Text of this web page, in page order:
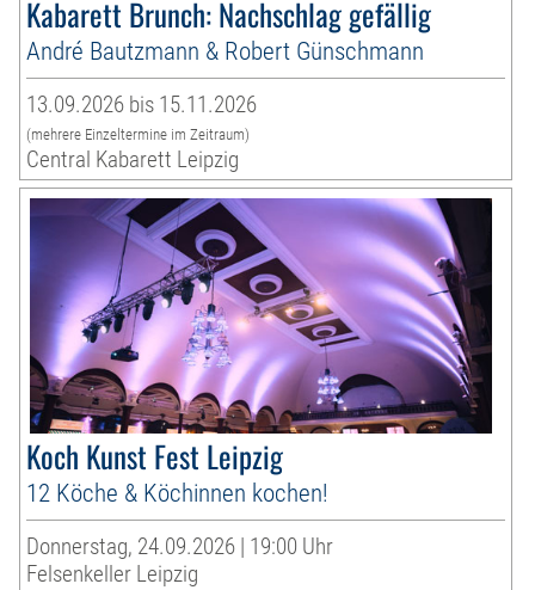
Kabarett Brunch: Nachschlag gefällig
André Bautzmann & Robert Günschmann
13.09.2026 bis 15.11.2026
(mehrere Einzeltermine im Zeitraum)
Central Kabarett Leipzig
Koch Kunst Fest Leipzig
12 Köche & Köchinnen kochen!
Donnerstag, 24.09.2026 | 19:00 Uhr
Felsenkeller Leipzig